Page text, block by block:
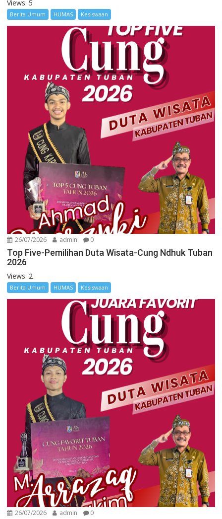
Views: 5
Berita Umum HUMAS Kesiswaan
26/07/2026 admin 0
Top Five-Pemilihan Duta Wisata-Cung Ndhuk Tuban
2026
Views: 2
Berita Umum HUMAS Kesiswaan
26/07/2026 admin 0